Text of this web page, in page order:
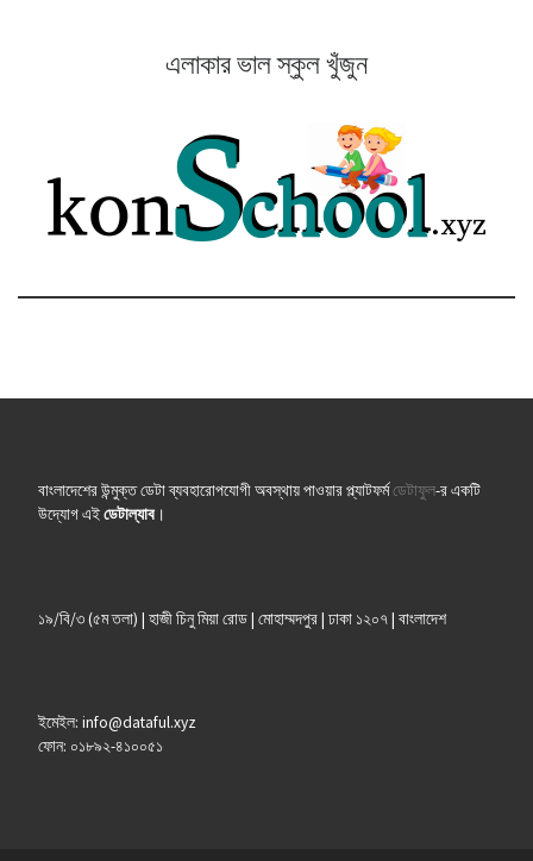
এলাকার ভাল স্কুল খুঁজুন
বাংলাদেশের উন্মুক্ত ডেটা ব্যবহারোপযোগী অবস্থায় পাওয়ার প্ল্যাটফর্মডেটাফুল-র একটি
উদ্যোগ এইডেটাল্যাব।
১৯/বি/৩ (৫ম তলা) | হাজী চিনু মিয়া রোড | মোহাম্মদপুর | ঢাকা ১২০৭ | বাংলাদেশ
ইমেইল: info@dataful.xyz
ফোন: ০১৮৯২-৪১০০৫১